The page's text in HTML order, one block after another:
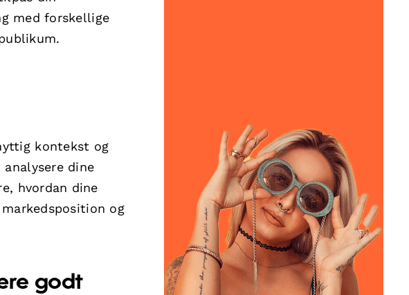
med forskellige
kontekst og
dine
hvordan dine
og
godt